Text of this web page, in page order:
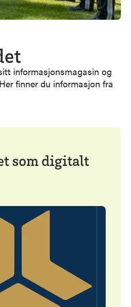
informasjonsmagasin og
finner du informasjon fra
som digitalt